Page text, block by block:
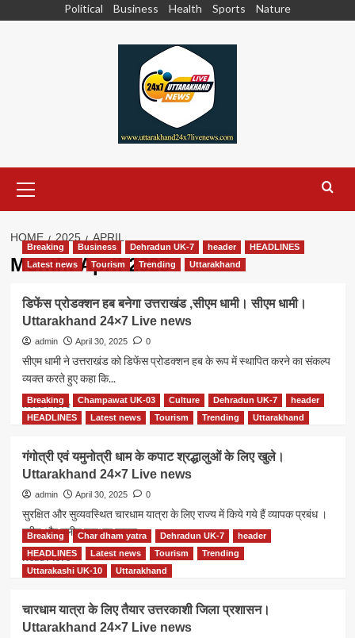
Political Business Health Sports Nature
Menu
HOME 2025 APRIL
Month:April 2025
Breaking Business Dehradun UK-7 header
HEADLINES
Latest news
Tourism Trending Uttarakhand
डिफेंस प्रोडक्शन हब बनेगा उत्तराखंड ,सीएम धामी। सीएम धामी।
Uttarakhand 24×7 Live news
admin April 30, 2025 0
सीएम धामी ने उत्तराखंड को डिफेंस प्रोडक्शन हब के रूप में स्थापित करने का संकल्प
व्यक्त करते हुए कहा कि...
Read MoreRead
more
डिफेंस
प्रोडक्शन
हब
बनेगा
उत्तराखंड
,सीएम
धामी।
सीएम
धामी।
Live
news
Breaking Champawat UK-03 Culture Dehradun UK-7
header
HEADLINES
Latest news Tourism Trending Uttarakhand
गंगोत्री एवं यमुनोत्री धाम के कपाट श्रद्धालुओं के लिए खुले।
Uttarakhand 24×7 Live news
admin April 30, 2025 0
सुरक्षित और सुव्यवस्थित चारधाम यात्रा के लिए राज्य में किये गये हैं व्यापक प्रबंध ।
ग्रीन और क्लीन चारधाम यात्रा...
Read MoreRead
more
गंगोत्री
एवं
यमुनोत्री
Breaking Char dham yatra Dehradun UK-7
header
HEADLINES
Latest news Tourism
Trending
Uttarakashi UK-10
Uttarakhand
चारधाम यात्रा के लिए तैयार उत्तरकाशी जिला प्रशासन।
Uttarakhand 24×7 Live news